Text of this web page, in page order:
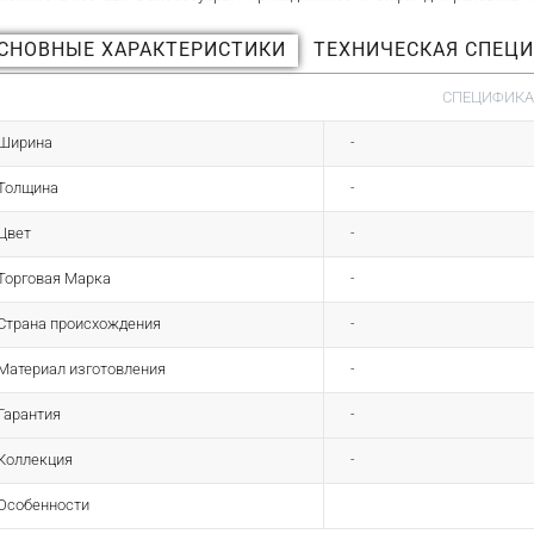
ХАРАКТЕРИСТИКИ ТЕХНИЧЕСКАЯ
-
-
-
Марка -
происхождения -
изготовления -
-
-